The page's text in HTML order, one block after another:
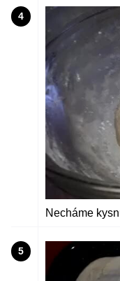
4
Necháme
5